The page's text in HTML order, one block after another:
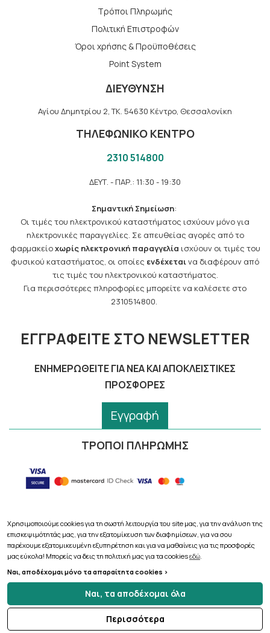
Tρόποι Πληρωμής
Πολιτική Επιστροφών
Όροι χρήσης & Προϋποθέσεις
Point System
ΔΙΕΥΘΥΝΣΗ
Αγίου Δημητρίου 2, TK. 54630 Κέντρο, Θεσσαλονίκη
ΤΗΛΕΦΩΝΙΚΟ ΚΕΝΤΡΟ
2310 514800
ΔΕΥΤ. - ΠΑΡ.: 11:30 - 19:30
Σημαντική Σημείωση:
Οι τιμές του ηλεκτρονικού καταστήματος ισχύουν μόνο για
ηλεκτρονικές παραγγελίες. Σε απευθείας αγορές από το
φαρμακείοχωρίς ηλεκτρονική παραγγελία ισχύουν οι τιμές του
φυσικού καταστήματος, οι οποίες ενδέχεταινα διαφέρουν από
τις τιμές του ηλεκτρονικού καταστήματος.
Για περισσότερες πληροφορίες μπορείτε να καλέσετε στο
2310514800.
ΕΓΓΡΑΦΕΊΤΕ ΣΤΟ NEWSLETTER
ΕΝΗΜΕΡΩΘΕΊΤΕ ΓΙΑ ΝΈΑ ΚΑΙ ΑΠΟΚΛΕΙΣΤΙΚΈΣ
ΠΡΟΣΦΟΡΈΣ
Εγγραφή
ΤΡΟΠΟΙ ΠΛΗΡΩΜΗΣ
Copyright © 2026pharmacythess.gr
Χρησιμοποιούμε cookies για τη σωστή λειτουργία του site μας, για την ανάλυση της
επισκεψιμότητάς μας, για την εξατομίκευση των διαφημίσεων, για να σου
παρέχουμε εξατομικευμένη εξυπηρέτηση και για να μαθαίνεις για τις προσφορές
μας εύκολα! Μπορείς να δεις τη πολιτική μας για τα cookiesεδώ.
Ναι, αποδέχομαι μόνο τα απαραίτητα cookies >
Ναι, τα αποδέχομαι όλα
Περισσότερα